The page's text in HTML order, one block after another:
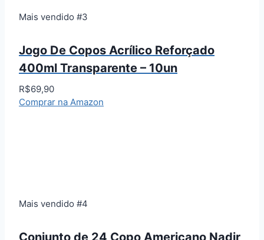
Mais vendido #3
Jogo De Copos Acrílico Reforçado
400ml Transparente – 10un
R$69,90
Comprar na Amazon
Mais vendido #4
Conjunto de 24 Copo Americano Nadir